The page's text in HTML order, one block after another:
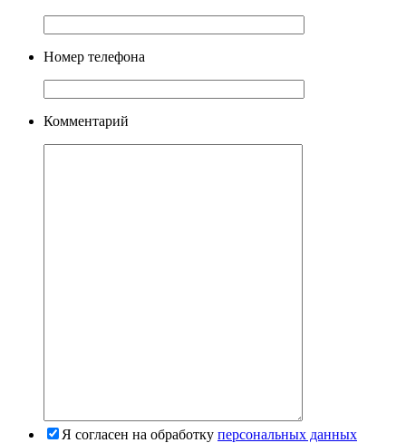
Номер телефона
Комментарий
Я согласен на обработку персональных данных